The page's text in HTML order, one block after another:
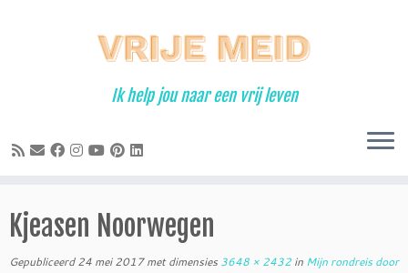
Ik help jou naar een vrij leven
Kjeasen Noorwegen
Gepubliceerd 24 mei 2017met dimensies 3648 × 2432 in Mijn rondreis door